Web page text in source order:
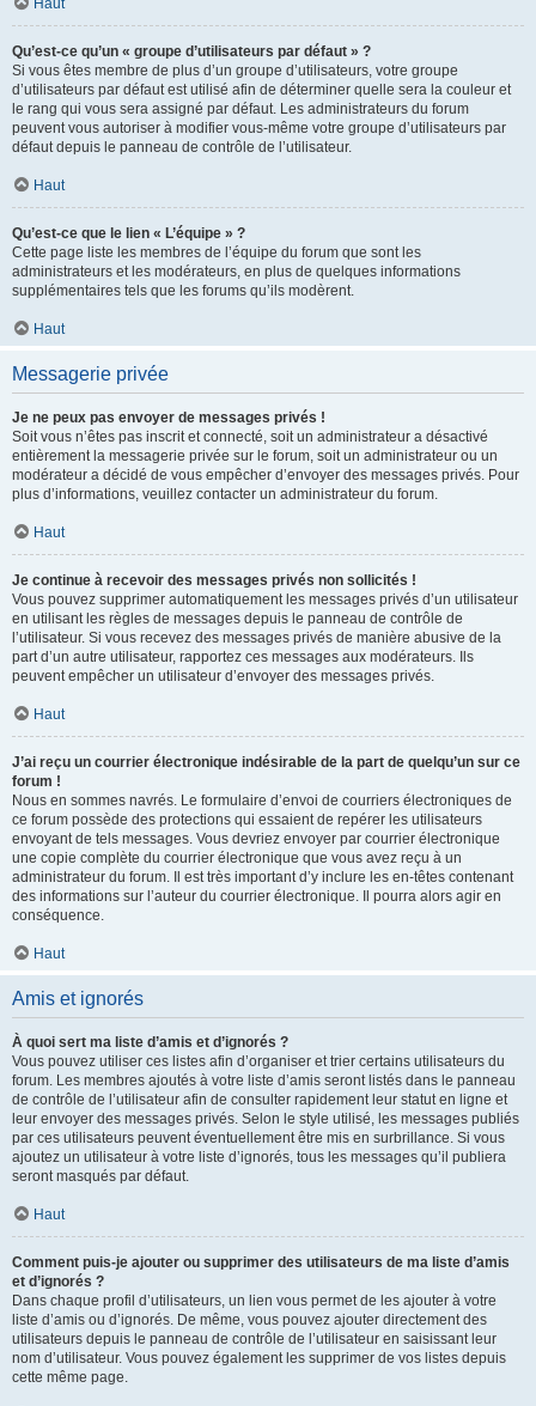
Haut
Qu’est-ce qu’un « groupe d’utilisateurs par défaut » ?
Si vous êtes membre de plus d’un groupe d’utilisateurs, votre groupe
d’utilisateurs par défaut est utilisé afin de déterminer quelle sera la couleur et
le rang qui vous sera assigné par défaut. Les administrateurs du forum
peuvent vous autoriser à modifier vous-même votre groupe d’utilisateurs par
défaut depuis le panneau de contrôle de l’utilisateur.
Haut
Qu’est-ce que le lien « L’équipe » ?
Cette page liste les membres de l’équipe du forum que sont les
administrateurs et les modérateurs, en plus de quelques informations
supplémentaires tels que les forums qu’ils modèrent.
Haut
Messagerie privée
Je ne peux pas envoyer de messages privés !
Soit vous n’êtes pas inscrit et connecté, soit un administrateur a désactivé
entièrement la messagerie privée sur le forum, soit un administrateur ou un
modérateur a décidé de vous empêcher d’envoyer des messages privés. Pour
plus d’informations, veuillez contacter un administrateur du forum.
Haut
Je continue à recevoir des messages privés non sollicités !
Vous pouvez supprimer automatiquement les messages privés d’un utilisateur
en utilisant les règles de messages depuis le panneau de contrôle de
l’utilisateur. Si vous recevez des messages privés de manière abusive de la
part d’un autre utilisateur, rapportez ces messages aux modérateurs. Ils
peuvent empêcher un utilisateur d’envoyer des messages privés.
Haut
J’ai reçu un courrier électronique indésirable de la part de quelqu’un sur ce
forum !
Nous en sommes navrés. Le formulaire d’envoi de courriers électroniques de
ce forum possède des protections qui essaient de repérer les utilisateurs
envoyant de tels messages. Vous devriez envoyer par courrier électronique
une copie complète du courrier électronique que vous avez reçu à un
administrateur du forum. Il est très important d’y inclure les en-têtes contenant
des informations sur l’auteur du courrier électronique. Il pourra alors agir en
conséquence.
Haut
Amis et ignorés
À quoi sert ma liste d’amis et d’ignorés ?
Vous pouvez utiliser ces listes afin d’organiser et trier certains utilisateurs du
forum. Les membres ajoutés à votre liste d’amis seront listés dans le panneau
de contrôle de l’utilisateur afin de consulter rapidement leur statut en ligne et
leur envoyer des messages privés. Selon le style utilisé, les messages publiés
par ces utilisateurs peuvent éventuellement être mis en surbrillance. Si vous
ajoutez un utilisateur à votre liste d’ignorés, tous les messages qu’il publiera
seront masqués par défaut.
Haut
Comment puis-je ajouter ou supprimer des utilisateurs de ma liste d’amis
et d’ignorés ?
Dans chaque profil d’utilisateurs, un lien vous permet de les ajouter à votre
liste d’amis ou d’ignorés. De même, vous pouvez ajouter directement des
utilisateurs depuis le panneau de contrôle de l’utilisateur en saisissant leur
nom d’utilisateur. Vous pouvez également les supprimer de vos listes depuis
cette même page.